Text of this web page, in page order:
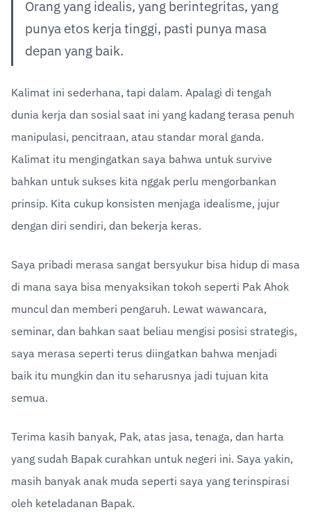
Orang yang idealis, yang berintegritas, yang
punya etos kerja tinggi, pasti punya masa
depan yang baik.
Kalimat ini sederhana, tapi dalam. Apalagi di tengah
dunia kerja dan sosial saat ini yang kadang terasa penuh
manipulasi, pencitraan, atau standar moral ganda.
Kalimat itu mengingatkan saya bahwa untuk survive
bahkan untuk sukses kita nggak perlu mengorbankan
prinsip. Kita cukup konsisten menjaga idealisme, jujur
dengan diri sendiri, dan bekerja keras.
Saya pribadi merasa sangat bersyukur bisa hidup di masa
di mana saya bisa menyaksikan tokoh seperti Pak Ahok
muncul dan memberi pengaruh. Lewat wawancara,
seminar, dan bahkan saat beliau mengisi posisi strategis,
saya merasa seperti terus diingatkan bahwa menjadi
baik itu mungkin dan itu seharusnya jadi tujuan kita
semua.
Terima kasih banyak, Pak, atas jasa, tenaga, dan harta
yang sudah Bapak curahkan untuk negeri ini. Saya yakin,
masih banyak anak muda seperti saya yang terinspirasi
oleh keteladanan Bapak.